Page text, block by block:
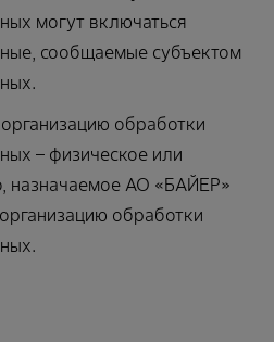
могут включаться
сообщаемые субъектом
обработки
– физическое или
назначаемое АО «БАЙЕР»
обработки